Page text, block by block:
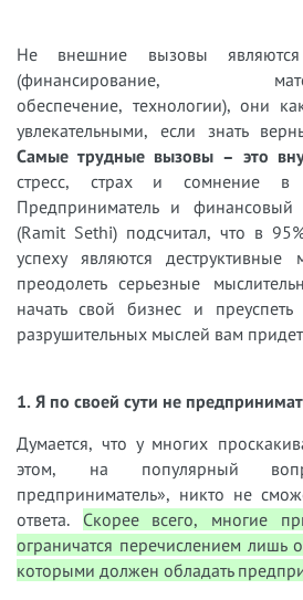
Не внешние вызовы
(финансирование,
обеспечение, технологии), они
увлекательными, если знать
Самые трудные вызовы – это
стресс, страх и сомнение в
Предприниматель и финансовый
(Ramit Sethi) подсчитал, что в
успеху являются
преодолеть серьезные
начать свой бизнес и
разрушительных мыслей вам
1. Я по своей сути не
Думается, что у многих
этом, на популярный
предприниматель», никто не
ответа. Скорее всего, многие
ограничатся перечислением лишь
которыми должен обладать